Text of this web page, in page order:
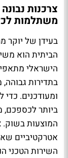
צרכנות
משתלמות
בעידן של יוקר
הביתית הוא
הישראלי
בתדירות
ומעודכנים.
ביותר לכספכם,
המוצעות בשוק.
אטרקטיביים
השירות הטכני